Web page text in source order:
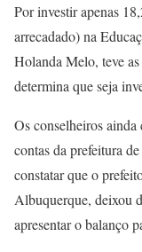
Por investir apenas
arrecadado) na
Holanda Melo, teve
determina que seja
Os conselheiros
contas da prefeitura
constatar que o
Albuquerque, deixou
apresentar o balanço